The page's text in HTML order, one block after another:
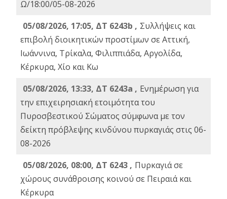
Ω/18:00/05-08-2026
05/08/2026, 17:05, ΔΤ 6243b , Συλλήψεις και
επιβολή διοικητικών προστίμων σε Αττική,
Ιωάννινα, Τρίκαλα, Φιλιππιάδα, Αργολίδα,
Κέρκυρα, Χίο και Κω
05/08/2026, 13:33, ΔΤ 6243a , Ενημέρωση για
την επιχειρησιακή ετοιμότητα του
Πυροσβεστικού Σώματος σύμφωνα με τον
δείκτη πρόβλεψης κινδύνου πυρκαγιάς στις 06-
08-2026
05/08/2026, 08:00, ΔΤ 6243 , Πυρκαγιά σε
χώρους συνάθροισης κοινού σε Πειραιά και
Κέρκυρα